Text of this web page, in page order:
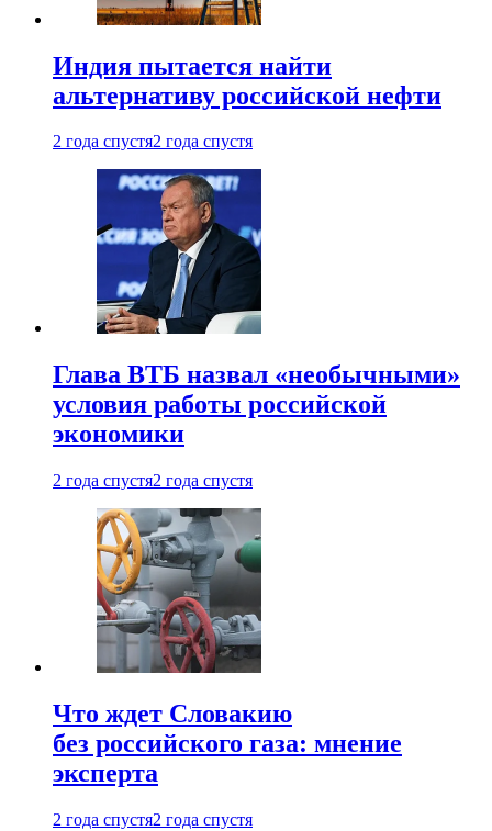
Индия пытается найти
альтернативу российской нефти
2 года спустя2 года спустя
Глава ВТБ назвал «необычными»
условия работы российской
экономики
2 года спустя2 года спустя
Что ждет Словакию
без российского газа: мнение
эксперта
2 года спустя2 года спустя